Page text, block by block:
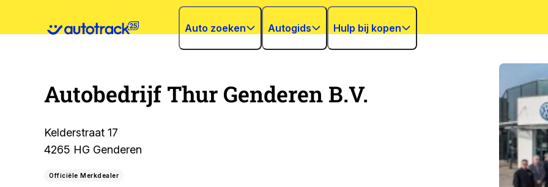
Auto zoeken Autogids Hulp bij kopen
Autobedrijf Thur Genderen B.V.
Kelderstraat 17
4265 HG Genderen
Officiële Merkdealer